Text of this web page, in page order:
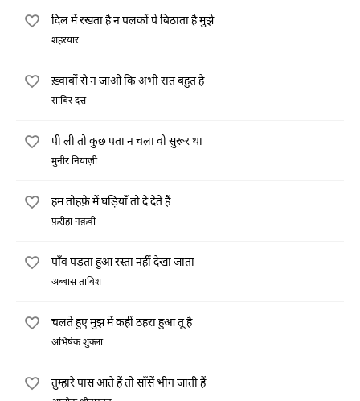
दिल में रखता है न पलकों पे बिठाता है मुझे
शहरयार
ख़्वाबों से न जाओ कि अभी रात बहुत है
साबिर दत्त
पी ली तो कुछ पता न चला वो सुरूर था
मुनीर नियाज़ी
हम तोहफ़े में घड़ियाँ तो दे देते हैं
फ़रीहा नक़वी
पाँव पड़ता हुआ रस्ता नहीं देखा जाता
अब्बास ताबिश
चलते हुए मुझ में कहीं ठहरा हुआ तू है
अभिषेक शुक्ला
तुम्हारे पास आते हैं तो साँसें भीग जाती हैं